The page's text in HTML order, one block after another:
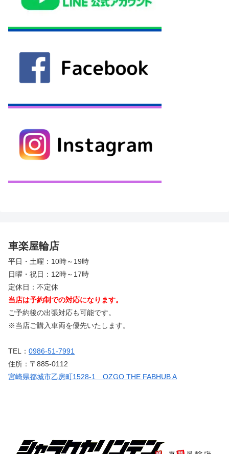
車楽屋輪店
平日・土曜：10時～19時
日曜・祝日：12時～17時
定休日：不定休
当店は予約制での対応になります。
ご予約後の出張対応も可能です。
※当店ご購入車両を優先いたします。
TEL： 0986-51-7991
住所：〒885-0112
宮崎県都城市乙房町1528-1 OZGO THE FABHUB A